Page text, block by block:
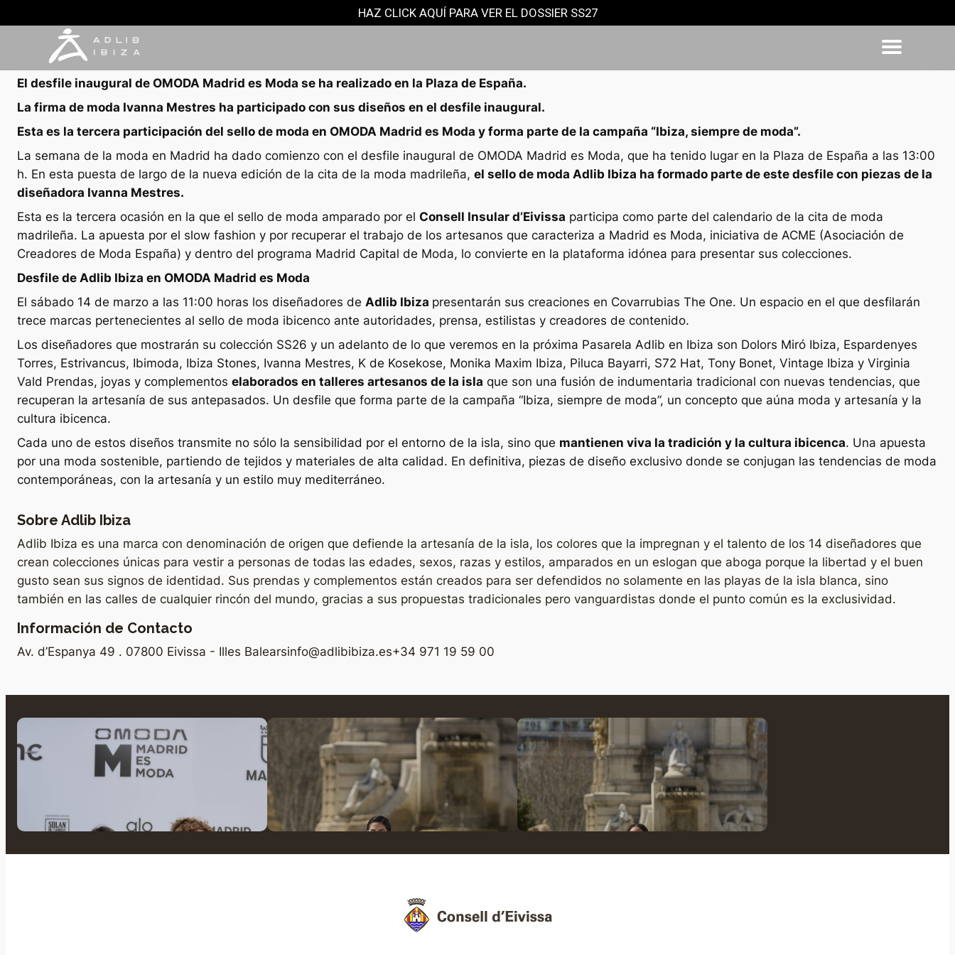
HAZ CLICK AQUÍ PARA VER EL DOSSIER SS27
El desfile inaugural de OMODA Madrid es Moda se ha realizado en la Plaza de España.
La firma de moda Ivanna Mestres ha participado con sus diseños en el desfile inaugural.
Esta es la tercera participación del sello de moda en OMODA Madrid es Moda y forma parte de la campaña “Ibiza, siempre de moda”.
La semana de la moda en Madrid ha dado comienzo con el desfile inaugural de OMODA Madrid es Moda, que ha tenido lugar en la Plaza de España a las 13:00
h. En esta puesta de largo de la nueva edición de la cita de la moda madrileña, el sello de moda Adlib Ibiza ha formado parte de este desfile con piezas de la
diseñadora Ivanna Mestres.
Esta es la tercera ocasión en la que el sello de moda amparado por el Consell Insular d’Eivissa participa como parte del calendario de la cita de moda
madrileña. La apuesta por el slow fashion y por recuperar el trabajo de los artesanos que caracteriza a Madrid es Moda, iniciativa de ACME (Asociación de
Creadores de Moda España) y dentro del programa Madrid Capital de Moda, lo convierte en la plataforma idónea para presentar sus colecciones.
Desfile de Adlib Ibiza en OMODA Madrid es Moda
El sábado 14 de marzo a las 11:00 horas los diseñadores de Adlib Ibiza presentarán sus creaciones en Covarrubias The One. Un espacio en el que desfilarán
trece marcas pertenecientes al sello de moda ibicenco ante autoridades, prensa, estilistas y creadores de contenido.
Los diseñadores que mostrarán su colección SS26 y un adelanto de lo que veremos en la próxima Pasarela Adlib en Ibiza son Dolors Miró Ibiza, Espardenyes
Torres, Estrivancus, Ibimoda, Ibiza Stones, Ivanna Mestres, K de Kosekose, Monika Maxim Ibiza, Piluca Bayarri, S72 Hat, Tony Bonet, Vintage Ibiza y Virginia
Vald Prendas, joyas y complementos elaborados en talleres artesanos de la isla que son una fusión de indumentaria tradicional con nuevas tendencias, que
recuperan la artesanía de sus antepasados. Un desfile que forma parte de la campaña “Ibiza, siempre de moda”, un concepto que aúna moda y artesanía y la
cultura ibicenca.
Cada uno de estos diseños transmite no sólo la sensibilidad por el entorno de la isla, sino que mantienen viva la tradición y la cultura ibicenca. Una apuesta
por una moda sostenible, partiendo de tejidos y materiales de alta calidad. En definitiva, piezas de diseño exclusivo donde se conjugan las tendencias de moda
contemporáneas, con la artesanía y un estilo muy mediterráneo.
Sobre Adlib Ibiza
Adlib Ibiza es una marca con denominación de origen que defiende la artesanía de la isla, los colores que la impregnan y el talento de los 14 diseñadores que
crean colecciones únicas para vestir a personas de todas las edades, sexos, razas y estilos, amparados en un eslogan que aboga porque la libertad y el buen
gusto sean sus signos de identidad. Sus prendas y complementos están creados para ser defendidos no solamente en las playas de la isla blanca, sino
también en las calles de cualquier rincón del mundo, gracias a sus propuestas tradicionales pero vanguardistas donde el punto común es la exclusividad.
Información de Contacto
Av. d’Espanya 49 . 07800 Eivissa - Illes Balearsinfo@adlibibiza.es+34 971 19 59 00